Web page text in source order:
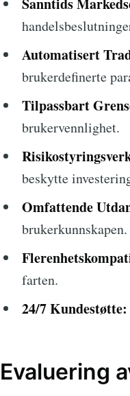
Automatisert
brukerdefinerte
Tilpassbart
brukervennlighet.
beskytte
Omfattende
brukerkunnskapen.
farten.
24/7 Kundestøtte:
Evaluering